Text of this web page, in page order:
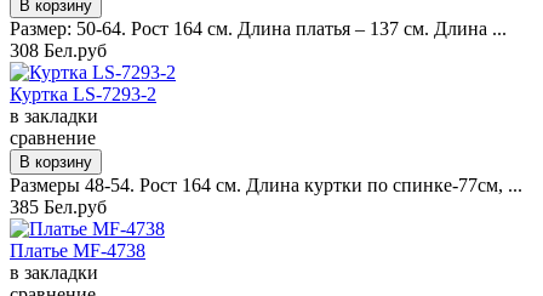
Размер: 50-64. Рост 164 см. Длина платья – 137 см. Длина ...
308 Бел.руб
Куртка LS-7293-2
в закладки
сравнение
Размеры 48-54. Рост 164 см. Длина куртки по спинке-77см, ...
385 Бел.руб
Платье MF-4738
в закладки